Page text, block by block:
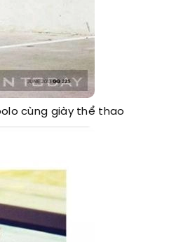
cùng giày thể thao